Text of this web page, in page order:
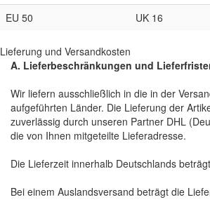
EU 50
UK 16
Lieferung und Versandkosten
A. Lieferbeschränkungen und
Wir liefern ausschließlich in die in der
aufgeführten Länder. Die Lieferung der
zuverlässig durch unseren Partner DHL
die von Ihnen mitgeteilte Lieferadresse.
Die Lieferzeit innerhalb Deutschlands
Bei einem Auslandsversand beträgt die